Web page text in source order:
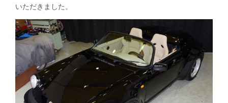
いただきました。